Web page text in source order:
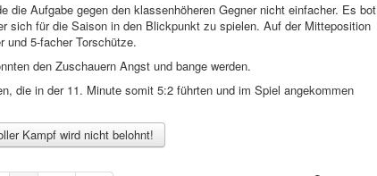
die Aufgabe gegen den klassenhöheren Gegner nicht einfacher. Es bot
sich für die Saison in den Blickpunkt zu spielen. Auf der Mitteposition
und 5-facher Torschütze.
den Zuschauern Angst und bange werden.
die in der 11. Minute somit 5:2 führten und im Spiel angekommen
Kampf wird nicht belohnt!